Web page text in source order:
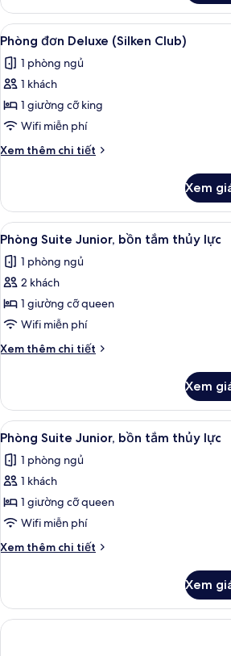
Phòng
đôi
Deluxe
(Silken
Club)
Xem
tất
cả
ảnh
Phòng
đơn
Deluxe
(Silken
Bộ đồ
8
Phòng đơn Deluxe (Silken Club)
1 phòng ngủ
1 khách
1 giường cỡ king
Wifi miễn phí
Xem thêm chi tiết
Chi
Phòng
đơn
Deluxe
(Silken
Club)
Xem
Xem
tất
cả
ảnh
Phòng
Suite
Junior,
bồn
thủy
lực
Bộ đồ
11
Phòng Suite Junior, bồn tắm thủy lực
1 phòng ngủ
2 khách
1 giường cỡ queen
Wifi miễn phí
Xem thêm chi tiết
Chi
Phòng
Suite
Junior,
tắm
thủy
Xem
Xem
tất
cả
ảnh
Phòng
Suite
Junior,
bồn
thủy
lực
Bộ đồ
11
Phòng Suite Junior, bồn tắm thủy lực
1 phòng ngủ
1 khách
1 giường cỡ queen
Wifi miễn phí
Xem thêm chi tiết
Chi
Phòng
Suite
Junior,
Xem